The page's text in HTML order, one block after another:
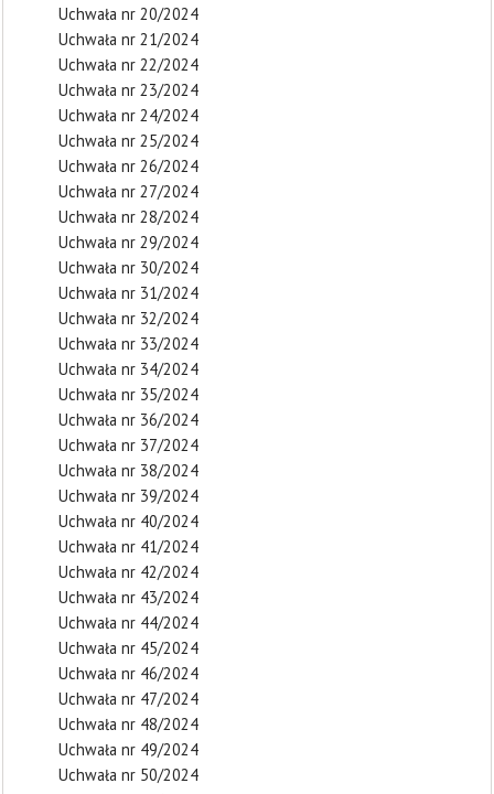
Uchwała nr 20/2024
Uchwała nr 21/2024
Uchwała nr 22/2024
Uchwała nr 23/2024
Uchwała nr 24/2024
Uchwała nr 25/2024
Uchwała nr 26/2024
Uchwała nr 27/2024
Uchwała nr 28/2024
Uchwała nr 29/2024
Uchwała nr 30/2024
Uchwała nr 31/2024
Uchwała nr 32/2024
Uchwała nr 33/2024
Uchwała nr 34/2024
Uchwała nr 35/2024
Uchwała nr 36/2024
Uchwała nr 37/2024
Uchwała nr 38/2024
Uchwała nr 39/2024
Uchwała nr 40/2024
Uchwała nr 41/2024
Uchwała nr 42/2024
Uchwała nr 43/2024
Uchwała nr 44/2024
Uchwała nr 45/2024
Uchwała nr 46/2024
Uchwała nr 47/2024
Uchwała nr 48/2024
Uchwała nr 49/2024
Uchwała nr 50/2024